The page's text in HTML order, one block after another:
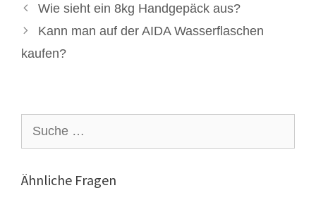
Wie sieht ein 8kg Handgepäck aus?
Kann man auf der AIDA Wasserflaschen
kaufen?
nach:
Ähnliche Fragen